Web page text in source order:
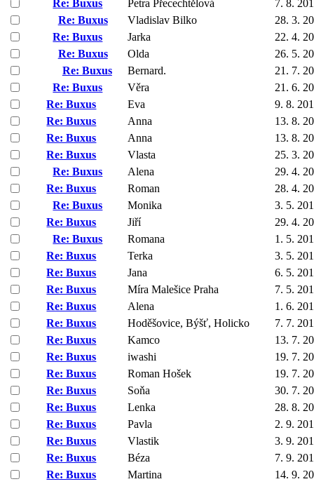
Re: Buxus Petra Přecechtělová
7. 8.
Re: Buxus
Vladislav Bilko
28. 3.
Re: Buxus
Jarka
22. 4.
Re: Buxus
Olda
26. 5.
Re: Buxus
Bernard.
21. 7.
Re: Buxus
Věra
21. 6.
Re: Buxus
Eva
9. 8.
Re: Buxus
Anna
13. 8.
Re: Buxus
Anna
13. 8.
Re: Buxus
Vlasta
25. 3.
Re: Buxus
Alena
29. 4.
Re: Buxus
Roman
28. 4.
Re: Buxus
Monika
3. 5.
Re: Buxus
Jiří
29. 4.
Re: Buxus
Romana
1. 5.
Re: Buxus
Terka
3. 5.
Re: Buxus
Jana
6. 5.
Re: Buxus
Míra Malešice Praha
7. 5.
Re: Buxus
Alena
1. 6.
Re: Buxus
Hoděšovice, Býšť, Holicko
7. 7.
Re: Buxus
Kamco
13. 7.
Re: Buxus
iwashi
19. 7.
Re: Buxus
Roman Hošek
19. 7.
Re: Buxus
Soňa
30. 7.
Re: Buxus
Lenka
28. 8.
Re: Buxus
Pavla
2. 9.
Re: Buxus
Vlastik
3. 9.
Re: Buxus
Béza
7. 9.
Re: Buxus
Martina
14. 9.